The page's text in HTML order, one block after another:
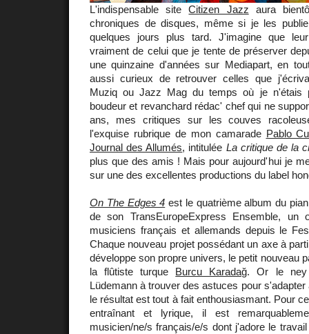
L'indispensable siteCitizen Jazz aura
chroniques de disques, même si je les
quelques jours plus tard. J'imagine que
vraiment de celui que je tente de préserver
une quinzaine d'années sur Mediapart, en
aussi curieux de retrouver celles que
Muziq ou Jazz Mag du temps où je n'étais
boudeur et revanchard rédac' chef qui ne
ans, mes critiques sur les couves
l'exquise rubrique de mon camarade Pablo
Journal des Allumés, intitulée La critique de la
plus que des amis ! Mais pour aujourd'hui je
sur une des excellentes productions du label
On The Edges 4 est le quatrième album du
de son TransEuropeExpress Ensemble, un
musiciens français et allemands depuis le
Chaque nouveau projet possédant un axe à
développe son propre univers, le petit nouveau
la flûtiste turque Burcu Karadağ. Or le ney
Lüdemann à trouver des astuces pour
le résultat est tout à fait enthousiasmant. Pour
entraînant et lyrique, il est
musicien/ne/s français/e/s dont j'adore le